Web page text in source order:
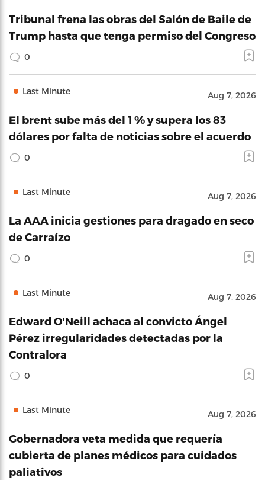
Tribunal frena las obras del Salón de Baile de
Trump hasta que tenga permiso del Congreso
0
Last Minute Aug 7, 2026
El brent sube más del 1 % y supera los 83
dólares por falta de noticias sobre el acuerdo
0
Last Minute Aug 7, 2026
La AAA inicia gestiones para dragado en seco
de Carraízo
0
Last Minute Aug 7, 2026
Edward O'Neill achaca al convicto Ángel
Pérez irregularidades detectadas por la
Contralora
0
Last Minute Aug 7, 2026
Gobernadora veta medida que requería
cubierta de planes médicos para cuidados
paliativos